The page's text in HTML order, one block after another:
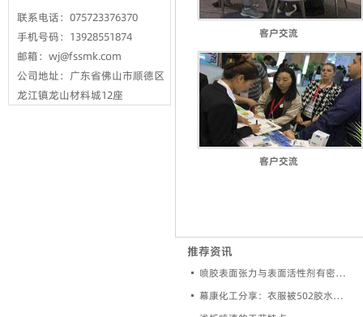
联系电话：075723376370
手机号码：13928551874
邮箱：wj@fssmk.com
公司地址：广东省佛山市顺德区
龙江镇龙山材料城12座
客户交流
客户交流
推荐资讯
喷胶表面张力与表面活性剂有密切关系
幕康化工分享：衣服被502胶水沾上的去除方法